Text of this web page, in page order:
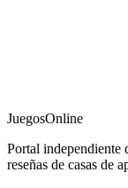
JuegosOnline
Portal independiente
reseñas de casas de